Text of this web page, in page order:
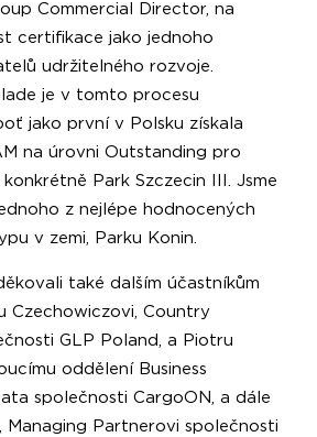
Commercial Director, na
certifikace jako jednoho
udržitelného rozvoje.
je v tomto procesu
jako první v Polsku získala
na úrovni Outstanding pro
Park Szczecin III. Jsme
z nejlépe hodnocených
v zemi, Parku Konin.
také dalším účastníkům
Czechowiczovi, Country
GLP Poland, a Piotru
oddělení Business
společnosti CargoON, a dále
Managing Partnerovi společnosti